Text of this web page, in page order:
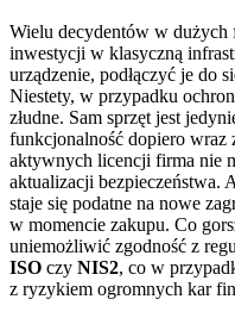
Wielu decydentów w dużych
inwestycji w klasyczną
urządzenie, podłączyć je do
Niestety, w przypadku
złudne. Sam sprzęt jest
funkcjonalność dopiero wraz
aktywnych licencji firma nie
aktualizacji bezpieczeństwa.
staje się podatne na nowe
w momencie zakupu. Co
uniemożliwić zgodność z
ISO czy NIS2, co w
z ryzykiem ogromnych kar